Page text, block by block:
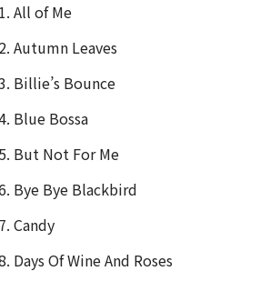
All of Me
Autumn Leaves
Billie’s Bounce
Blue Bossa
But Not For Me
Bye Bye Blackbird
Candy
Days Of Wine And Roses